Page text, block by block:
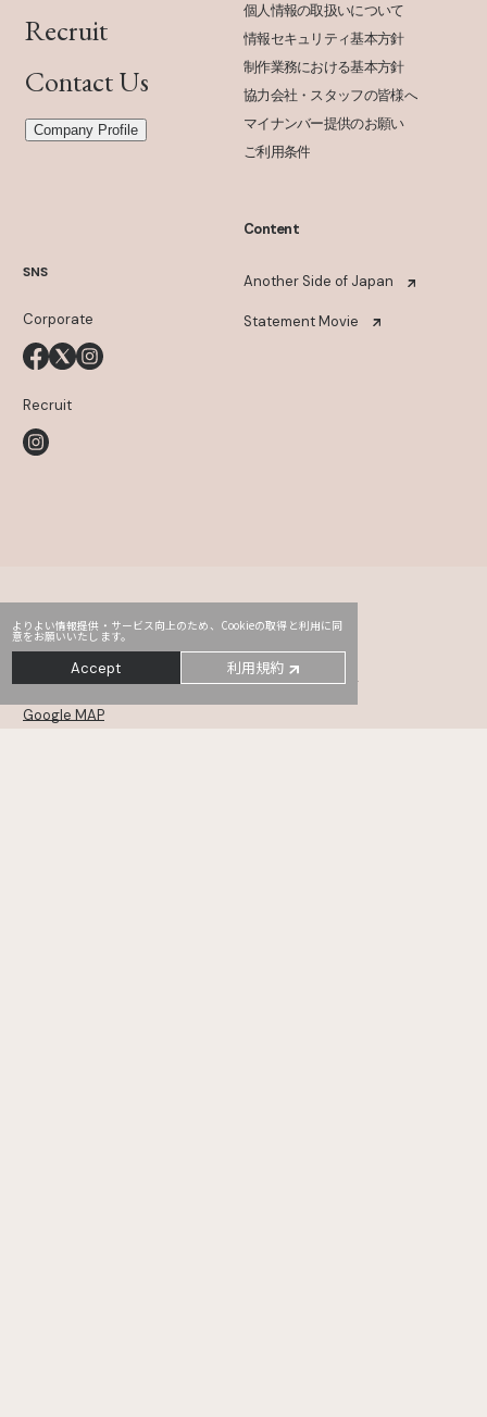
よりよい情報提供・サービス向上のため、Cookieの取得と利用に同
意をお願いいたします。
Accept 利用規約
Recruit
Contact Us
Company Profile
SNS
Corporate
Recruit
個人情報の取扱いについて
情報セキュリティ基本方針
制作業務における基本方針
協力会社・スタッフの皆様へ
マイナンバー提供のお願い
ご利用条件
Content
Another Side of Japan
Statement Movie
Head Office PRO2 Third
〒107-0052 東京都港区赤坂2-14-5 Daiwa赤坂ビル 5・6F
Google MAP